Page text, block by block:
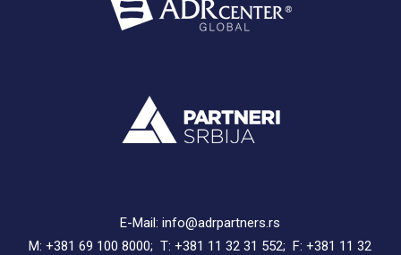
E-Mail: info@adrpartners.rs
M: +381 69 100 8000; T: +381 11 32 31 552; F: +381 11 32